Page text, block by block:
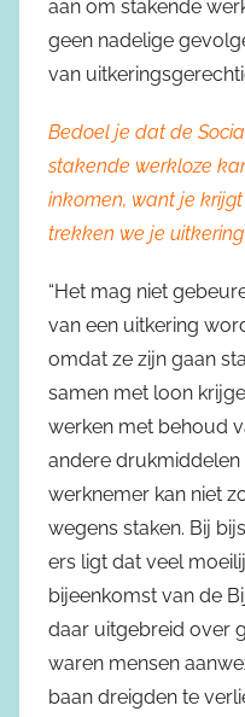
aan om stakende
geen nadelige
van
Bedoel je dat de
stakende werkloze
inkomen, want je
trekken we je uitkering
“Het mag niet
van een uitkering
omdat ze zijn gaan
samen met loon
werken met behoud
andere drukmiddelen
werknemer kan niet
wegens staken. Bij
ers ligt dat veel
bijeenkomst van de
daar uitgebreid over
waren mensen
baan dreigden te